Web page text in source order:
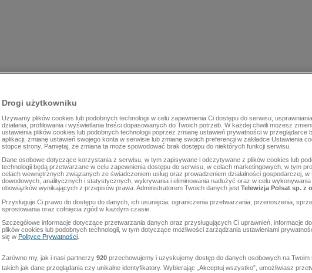
Drogi użytkowniku
Używamy plików cookies lub podobnych technologii w celu zapewnienia Ci dostępu do serwisu,
działania, profilowania i wyświetlania treści dopasowanych do Twoich potrzeb. W każdej chwili możesz
ustawienia plików cookies lub podobnych technologii poprzez zmianę ustawień prywatności w przeglądarce
aplikacji, zmianę ustawień swojego konta w serwisie lub zmianę swoich preferencji w zakładce Ustawienia
stopce strony. Pamiętaj, że zmiana ta może spowodować brak dostępu do niektórych funkcji serwisu.
Dane osobowe dotyczące korzystania z serwisu, w tym zapisywane i odczytywane z plików cookies lub
technologii będą przetwarzane w celu zapewnienia dostępu do serwisu, w celach marketingowych, w tym
celach wewnętrznych związanych ze świadczeniem usług oraz prowadzeniem działalności gospodarczej, w
dowodowych, analitycznych i statystycznych, wykrywania i eliminowania nadużyć oraz w celu wykonywania
obowiązków wynikających z przepisów prawa. Administratorem Twoich danych jest Telewizja Polsat sp. z
Przysługuje Ci prawo do dostępu do danych, ich usunięcia, ograniczenia przetwarzania, przenoszenia,
sprostowania oraz cofnięcia zgód w każdym czasie.
Szczegółowe informacje dotyczące przetwarzania danych oraz przysługujących Ci uprawnień, informacje
plików cookies lub podobnych technologii, w tym dotyczące możliwości zarządzania ustawieniami
się w Polityce Prywatności
Zarówno my, jak i nasi partnerzy 920 przechowujemy i uzyskujemy dostęp do danych osobowych na Twoim
takich jak dane przeglądania czy unikalne identyfikatory. Wybierając „Akceptuj wszystko”, umożliwiasz